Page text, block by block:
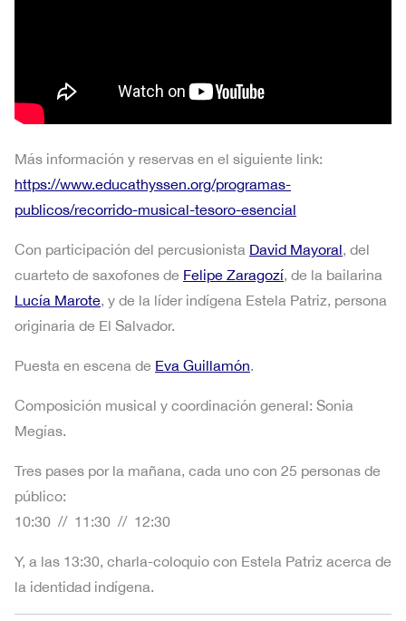
Más información y reservas en el siguiente link:
https://www.educathyssen.org/programas-
publicos/recorrido-musical-tesoro-esencial
Con participación del percusionista David Mayoral, del
cuarteto de saxofones de Felipe Zaragozí, de la bailarina
Lucía Marote, y de la líder indígena Estela Patriz, persona
originaria de El Salvador.
Puesta en escena de Eva Guillamón.
Composición musical y coordinación general: Sonia
Megías.
Tres pases por la mañana, cada uno con 25 personas de
público:
10:30 // 11:30 // 12:30
Y, a las 13:30, charla-coloquio con Estela Patriz acerca de
la identidad indígena.